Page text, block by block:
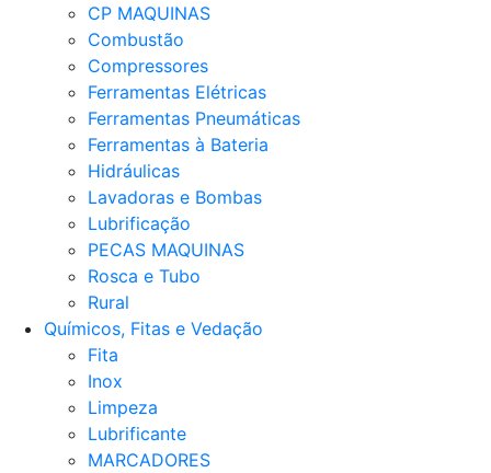
CP MAQUINAS
Combustão
Compressores
Ferramentas Elétricas
Ferramentas Pneumáticas
Ferramentas à Bateria
Hidráulicas
Lavadoras e Bombas
Lubrificação
PECAS MAQUINAS
Rosca e Tubo
Rural
Químicos, Fitas e Vedação
Fita
Inox
Limpeza
Lubrificante
MARCADORES